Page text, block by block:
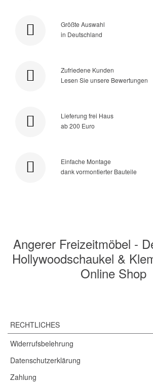
Größte Auswahl
in Deutschland
Zufriedene Kunden
Lesen Sie unsere Bewertungen
Lieferung frei Haus
ab 200 Euro
Einfache Montage
dank vormontierter Bauteile
Angerer Freizeitmöbel -
Hollywoodschaukel &
Online Shop
RECHTLICHES
Widerrufsbelehrung
Datenschutzerklärung
Zahlung